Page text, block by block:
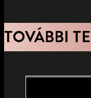
TOVÁBBI